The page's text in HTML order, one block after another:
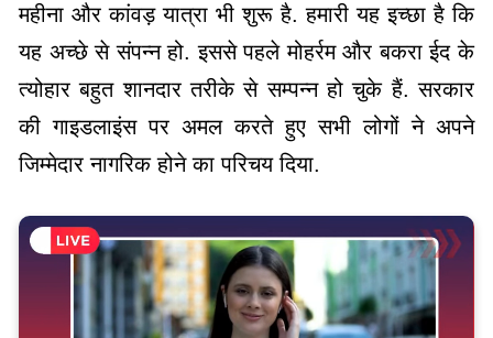
महीना और कांवड़ यात्रा भी शुरू है. हमारी यह इच्छा है कि
यह अच्छे से संपन्न हो. इससे पहले मोहर्रम और बकरा ईद के
त्योहार बहुत शानदार तरीके से सम्पन्न हो चुके हैं. सरकार
की गाइडलाइंस पर अमल करते हुए सभी लोगों ने अपने
जिम्मेदार नागरिक होने का परिचय दिया.